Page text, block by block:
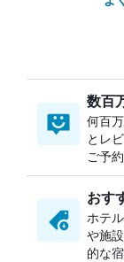
数百
何百
とレ
ご予
おす
ホテ
や施
的な